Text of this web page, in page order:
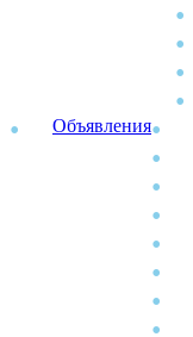
Объявления